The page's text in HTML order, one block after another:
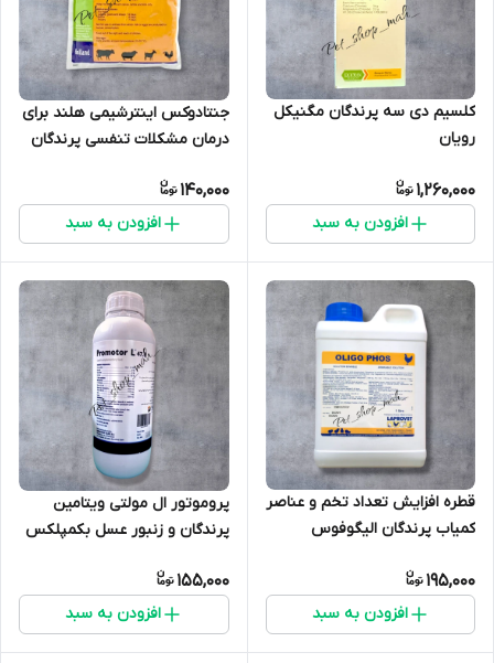
کلسیم دی سه پرندگان مگنیکل
رویان
1,260,000
افزودن به سبد
جنتادوکس اینترشیمی هلند برای
درمان مشکلات تنفسی پرندگان
140,000
افزودن به سبد
قطره افزایش تعداد تخم و عناصر
کمیاب پرندگان الیگوفوس
تضمینی
195,000
افزودن به سبد
پروموتور ال مولتی ویتامین
پرندگان و زنبور عسل بکمپلکس
155,000
افزودن به سبد